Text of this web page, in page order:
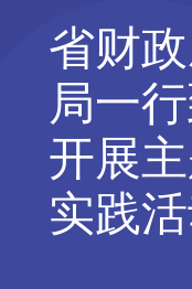
省财
局一
开展
实践